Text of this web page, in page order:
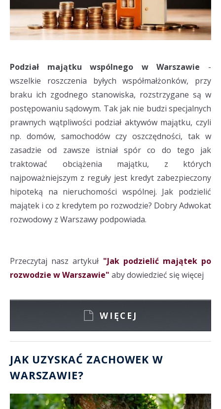
Podział majątku wspólnego w Warszawie -
wszelkie roszczenia byłych współmałżonków, przy
braku ich zgodnego stanowiska, rozstrzygane są w
postępowaniu sądowym. Tak jak nie budzi specjalnych
prawnych wątpliwości podział aktywów majątku, czyli
np. domów, samochodów czy oszczędności, tak w
zasadzie od zawsze istniał spór co do tego jak
traktować obciążenia majątku, z których
najpoważniejszym z reguły jest kredyt zabezpieczony
hipoteką na nieruchomości wspólnej. Jak podzielić
majątek i co z kredytem po rozwodzie? Dobry Adwokat
rozwodowy z Warszawy podpowiada.
Przeczytaj nasz artykuł "Jak podzielić majątek po
rozwodzie w Warszawie" aby dowiedzieć się więcej
WIĘCEJ
JAK UZYSKAĆ ZACHOWEK W
WARSZAWIE?